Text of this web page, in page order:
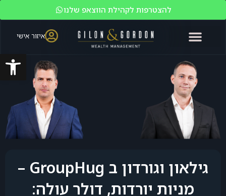
פתח
להצטרפות לקהילת הווצאפ שלנו
איזור אישי
גילאון וגורדון ב GroupHug –
מניות יורדות, דולר עולה: